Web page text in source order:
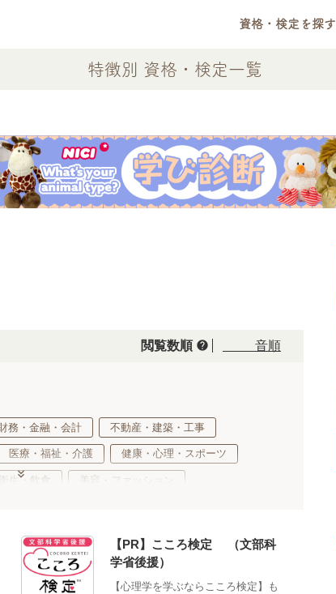
資格・検定を探す
特徴別 資格・検定一覧
閲覧数順 help 50音順
務・金融・会計 不動産・建築・工事
医療・福祉・介護 健康・心理・スポーツ
生・飲食 美容・ファッション
【PR】こころ検定®（文部科
学省後援）
【心理学を学ぶならこころ検定】も